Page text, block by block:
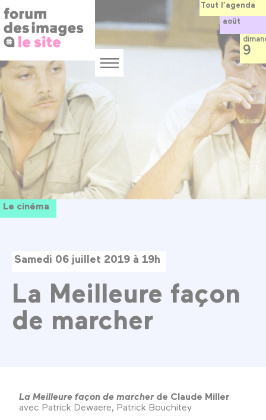
au
contenu
principal
Menu
Le cinéma
Samedi 06 juillet 2019 à 19h
La Meilleure façon
de marcher
La Meilleure façon de marcherde Claude Miller
avec Patrick Dewaere, Patrick Bouchitey
Tout l’agenda
août
9